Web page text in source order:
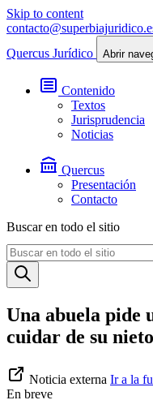
Skip to content
Quercus Jurídico
Abrir
Contenido
Textos
Jurisprudencia
Noticias
Quercus
Presentación
Contacto
Buscar en todo el sitio
Una abuela pide
cuidar de su
Noticia externa Ir a la
En breve